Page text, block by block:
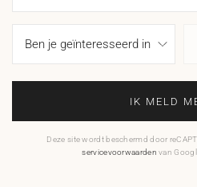
IK MELD
Deze site wordt beschermd door
servicevoorwaarden van